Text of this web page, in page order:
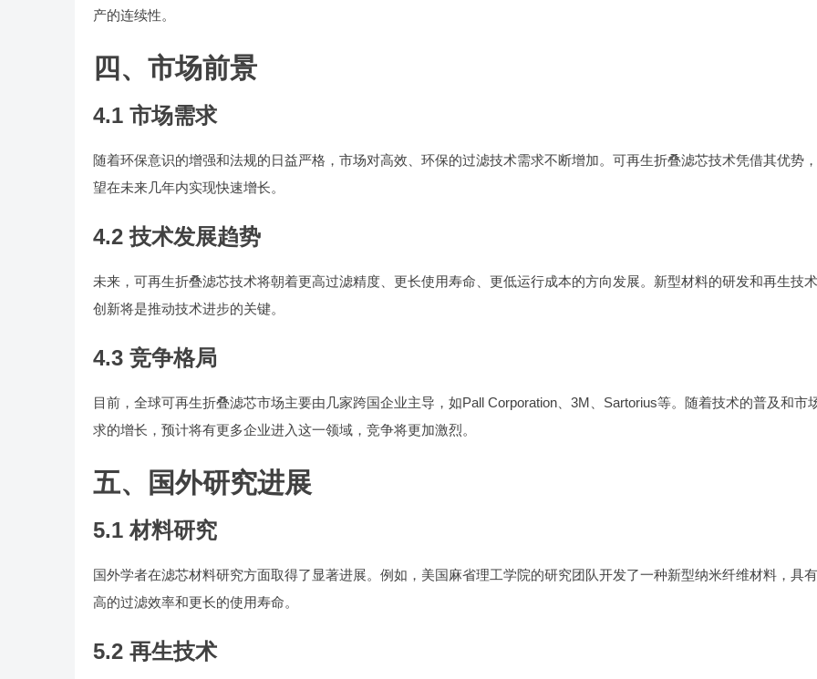
产的连续性。
四、市场前景
4.1 市场需求
随着环保意识的增强和法规的日益严格，市场对高效、环保的过滤技术需求不断增加。可再生折叠滤芯技术凭借其优势
望在未来几年内实现快速增长。
4.2 技术发展趋势
未来，可再生折叠滤芯技术将朝着更高过滤精度、更长使用寿命、更低运行成本的方向发展。新型材料的研发和再生技
创新将是推动技术进步的关键。
4.3 竞争格局
目前，全球可再生折叠滤芯市场主要由几家跨国企业主导，如Pall Corporation、3M、Sartorius等。随着技术的普及和市
求的增长，预计将有更多企业进入这一领域，竞争将更加激烈。
五、国外研究进展
5.1 材料研究
国外学者在滤芯材料研究方面取得了显著进展。例如，美国麻省理工学院的研究团队开发了一种新型纳米纤维材料，具
高的过滤效率和更长的使用寿命。
5.2 再生技术